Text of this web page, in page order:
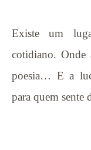
Existe um lugar onde a filosofia encontra o
cotidiano. Onde
poesia… E a
para quem sente